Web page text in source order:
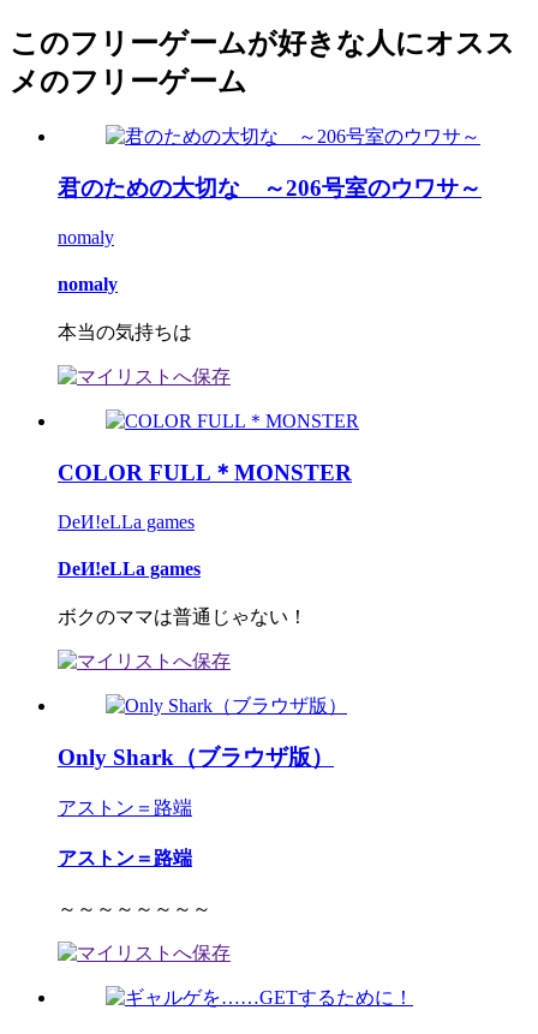
このフリーゲームが好きな人にオスス
メのフリーゲーム
君のための大切な ～206号室のウワサ～
nomaly
nomaly
本当の気持ちは
COLOR FULL＊MONSTER
DeИ!eLLa games
DeИ!eLLa games
ボクのママは普通じゃない！
Only Shark（ブラウザ版）
アストン＝路端
アストン＝路端
～～～～～～～～